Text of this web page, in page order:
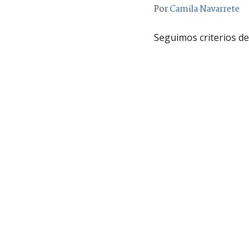
PorCamila Navarrete
Seguimos criterios de